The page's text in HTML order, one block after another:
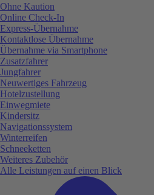
Ohne Kaution
Online Check-In
Express-Übernahme
Kontaktlose Übernahme
Übernahme via Smartphone
Zusatzfahrer
Jungfahrer
Neuwertiges Fahrzeug
Hotelzustellung
Einwegmiete
Kindersitz
Navigationssystem
Winterreifen
Schneeketten
Weiteres Zubehör
Alle Leistungen auf einen Blick